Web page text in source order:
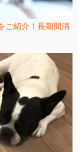
ご紹介！長期間消